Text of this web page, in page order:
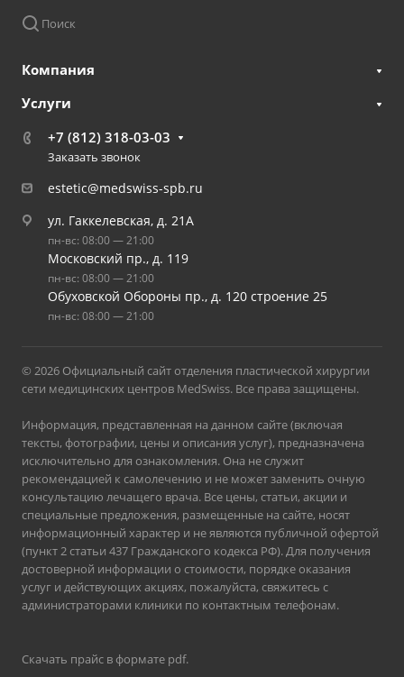
Поиск
Компания
Услуги
+7 (812) 318-03-03
Заказать звонок
estetic@medswiss-spb.ru
ул. Гаккелевская, д. 21А
пн-вс: 08:00 — 21:00
Московский пр., д. 119
пн-вс: 08:00 — 21:00
Обуховской Обороны пр., д. 120 строение 25
пн-вс: 08:00 — 21:00
© 2026 Официальный сайт отделения пластической хирургии
сети медицинских центров MedSwiss. Все права защищены.
Информация, представленная на данном сайте (включая
тексты, фотографии, цены и описания услуг), предназначена
исключительно для ознакомления. Она не служит
рекомендацией к самолечению и не может заменить очную
консультацию лечащего врача. Все цены, статьи, акции и
специальные предложения, размещенные на сайте, носят
информационный характер и не являются публичной офертой
(пункт 2 статьи 437 Гражданского кодекса РФ). Для получения
достоверной информации о стоимости, порядке оказания
услуг и действующих акциях, пожалуйста, свяжитесь с
администраторами клиники по контактным телефонам.
Скачать прайс в формате pdf.